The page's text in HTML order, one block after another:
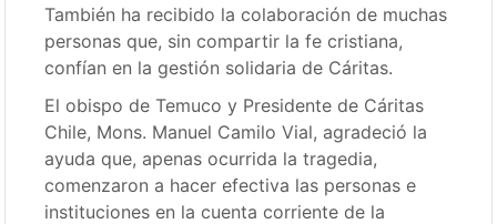
También ha recibido la colaboración de muchas
personas que, sin compartir la fe cristiana,
confían en la gestión solidaria de Cáritas.
El obispo de Temuco y Presidente de Cáritas
Chile, Mons. Manuel Camilo Vial, agradeció la
ayuda que, apenas ocurrida la tragedia,
comenzaron a hacer efectiva las personas e
instituciones en la cuenta corriente de la